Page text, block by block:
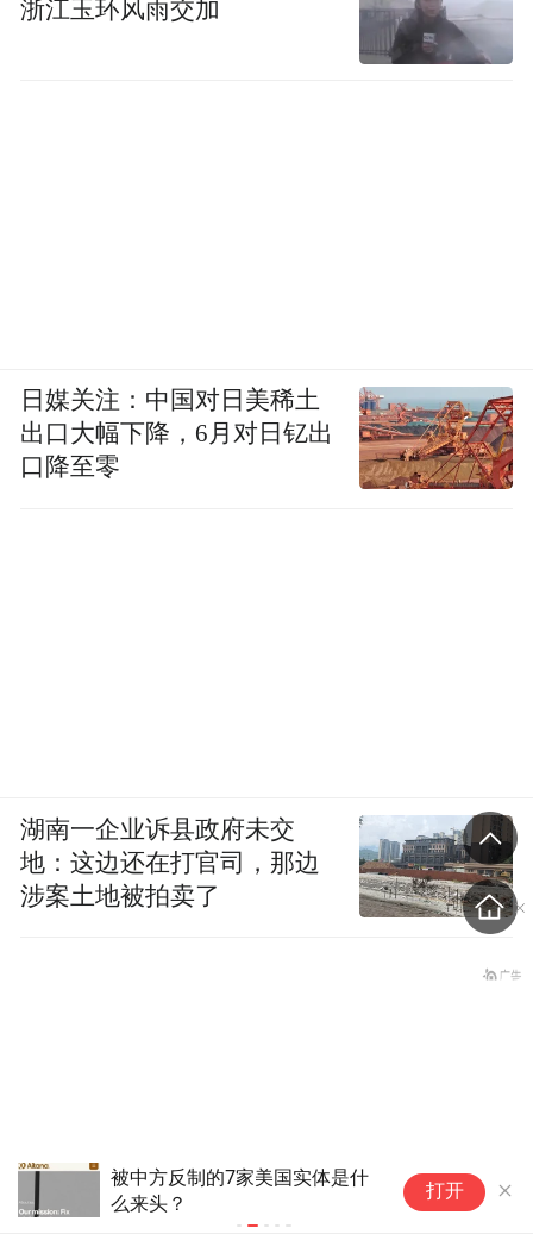
被中方反制的7家美国实体是什
么来头？
打开
浙江玉环风雨交加
日媒关注：中国对日美稀土
出口大幅下降，6月对日钇出
口降至零
湖南一企业诉县政府未交
地：这边还在打官司，那边
涉案土地被拍卖了